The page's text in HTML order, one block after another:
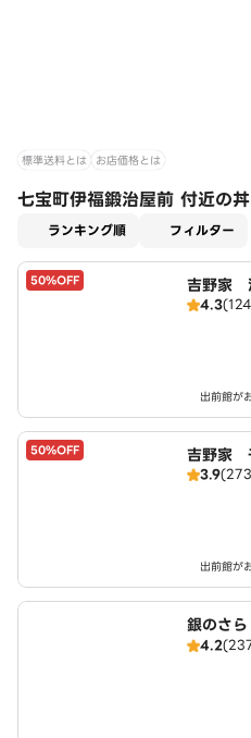
標準送料とは お店価格とは
七宝町伊福鍛治屋前 付近の丼
ランキング順 フィルター
50%OFF 吉野家
4.3
出前館が
50%OFF 吉野家
3.9
出前館が
銀のさ
4.2